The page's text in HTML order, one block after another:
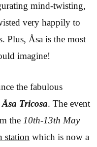
mind-twisting,
very happily to
Plus, Åsa is the most
imagine!
the fabulous
Tricosa. The event
the 10th-13th May
station which is now a